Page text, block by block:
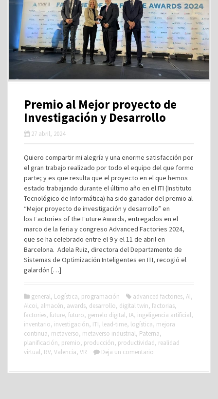
Premio al Mejor proyecto de
Investigación y Desarrollo
27 abril, 2024
Quiero compartir mi alegría y una enorme satisfacción por
el gran trabajo realizado por todo el equipo del que formo
parte; y es que resulta que el proyecto en el que hemos
estado trabajando durante el último año en el ITI (Instituto
Tecnológico de Informática) ha sido ganador del premio al
“Mejor proyecto de investigación y desarrollo” en
los Factories of the Future Awards, entregados en el
marco de la feria y congreso Advanced Factories 2024,
que se ha celebrado entre el 9 y el 11 de abril en
Barcelona. Adela Ruiz, directora del Departamento de
Sistemas de Optimización Inteligentes en ITI, recogió el
galardón […]
general, Logística, programación advanced factories, AI,
Alcoi, almacén, awards, desarrollo, digital twin, factorias,
factories, future, futuro, gemelo digital, IA, ingeligencia artificial,
inventario, investigación, ITI, lead-time, logística, mejora
continua, metaverso, metaverso industrial, Paterna,
planificación, premio, producción, productividad, realidad
virtual, RV, Valencia, VR Deja un comentario